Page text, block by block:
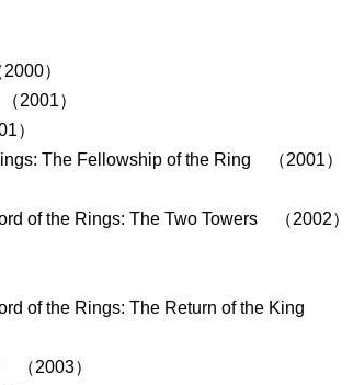
）
2001）
）
The Fellowship of the Ring （2001）
of the Rings: The Two Towers （2002）
of the Rings: The Return of the King
（2003）